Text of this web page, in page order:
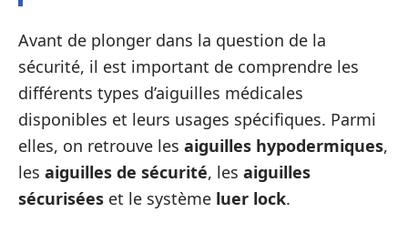
Avant de plonger dans la question de la
sécurité, il est important de comprendre les
différents types d’aiguilles médicales
disponibles et leurs usages spécifiques. Parmi
elles, on retrouve les aiguilles hypodermiques,
les aiguilles de sécurité, les aiguilles
sécurisées et le système luer lock.